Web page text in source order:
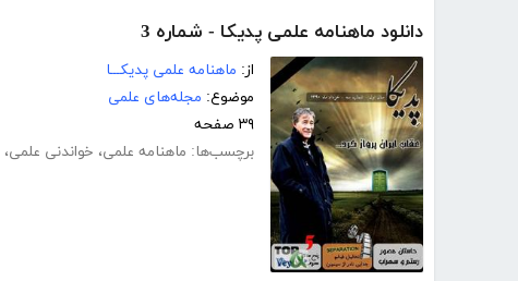
دانلود ماهنامه علمی پدیکا - شماره 3
از: ماهنامه علمی پدیکـــا
موضوع: مجله‌های علمی
۳۹ صفحه
برچسب‌ها: ماهنامه علمی، خواندنی علمی،